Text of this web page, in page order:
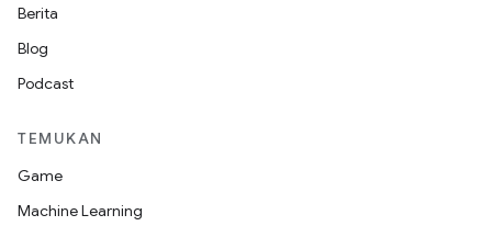
Berita
Blog
Podcast
TEMUKAN
Game
Machine Learning